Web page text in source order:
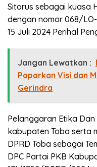
Sitorus sebagai kuasa
dengan nomor 068/
15 Juli 2024 Perihal
Jangan Lewatkan :
Paparkan Visi dan
Gerindra
Pelanggaran Etika
kabupaten Toba serta
DPRD Toba sebagai
DPC Partai PKB